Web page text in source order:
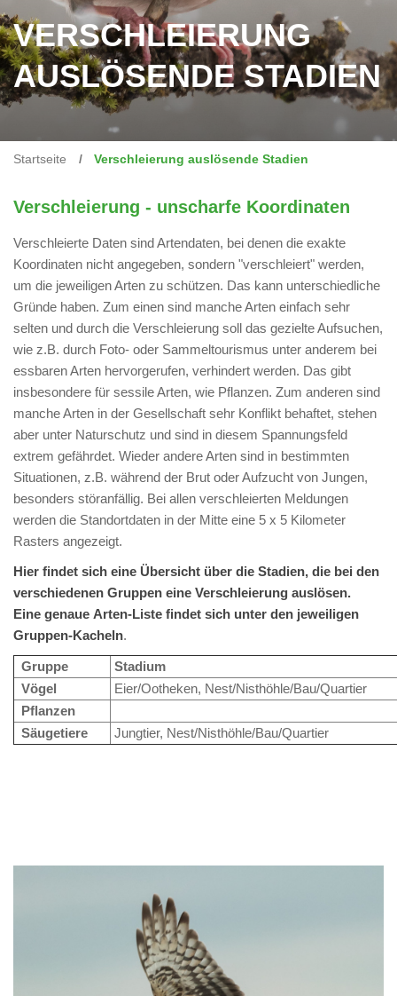
VERSCHLEIERUNG
AUSLÖSENDE STADIEN
Startseite Verschleierung auslösende Stadien
Verschleierung - unscharfe Koordinaten
Verschleierte Daten sind Artendaten, bei denen die exakte
Koordinaten nicht angegeben, sondern "verschleiert" werden,
um die jeweiligen Arten zu schützen. Das kann unterschiedliche
Gründe haben. Zum einen sind manche Arten einfach sehr
selten und durch die Verschleierung soll das gezielte Aufsuchen,
wie z.B. durch Foto- oder Sammeltourismus unter anderem bei
essbaren Arten hervorgerufen, verhindert werden. Das gibt
insbesondere für sessile Arten, wie Pflanzen. Zum anderen sind
manche Arten in der Gesellschaft sehr Konflikt behaftet, stehen
aber unter Naturschutz und sind in diesem Spannungsfeld
extrem gefährdet. Wieder andere Arten sind in bestimmten
Situationen, z.B. während der Brut oder Aufzucht von Jungen,
besonders störanfällig. Bei allen verschleierten Meldungen
werden die Standortdaten in der Mitte eine 5 x 5 Kilometer
Rasters angezeigt.
Hier findet sich eine Übersicht über die Stadien, die bei den
verschiedenen Gruppen eine Verschleierung auslösen.
Eine genaue Arten-Liste findet sich unter den jeweiligen
Gruppen-Kacheln.
Gruppe
Stadium
Vögel
Eier/Ootheken, Nest/Nisthöhle/Bau/Quartier
Pflanzen
Säugetiere
Jungtier, Nest/Nisthöhle/Bau/Quartier